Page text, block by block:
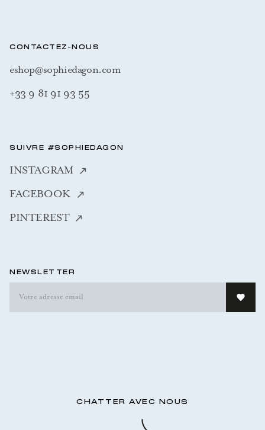
CONTACTEZ-NOUS
eshop@sophiedagon.com
+33 9 81 91 93 55
SUIVRE #SOPHIEDAGON
INSTAGRAM
FACEBOOK
PINTEREST
NEWSLETTER
CHATTER AVEC NOUS